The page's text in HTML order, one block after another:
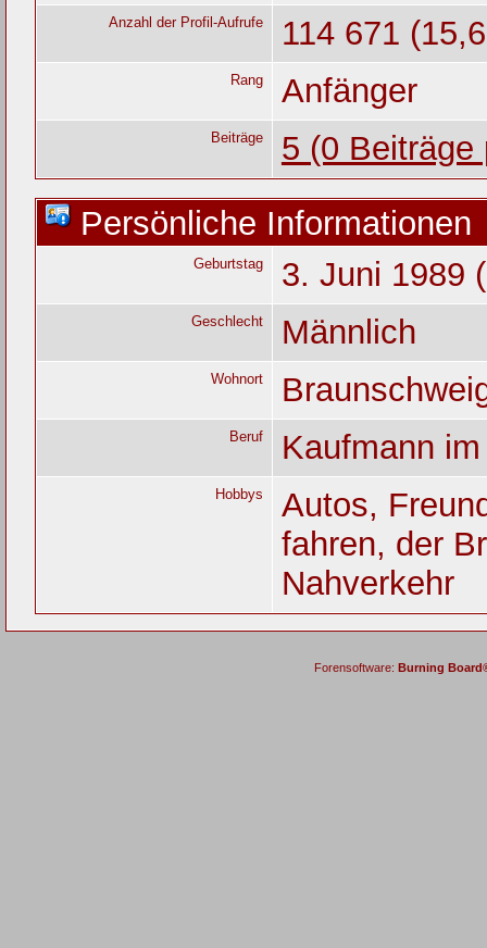
Anzahl der Profil-Aufrufe 114 671
Rang Anfänger
Beiträge
5 (0 Beiträge
Persönliche Informationen
Geburtstag 3. Juni 1989
Geschlecht Männlich
Wohnort
Beruf Kaufmann
Hobbys
Autos,
fahren, der
Nahverkehr
Forensoftware: Burning